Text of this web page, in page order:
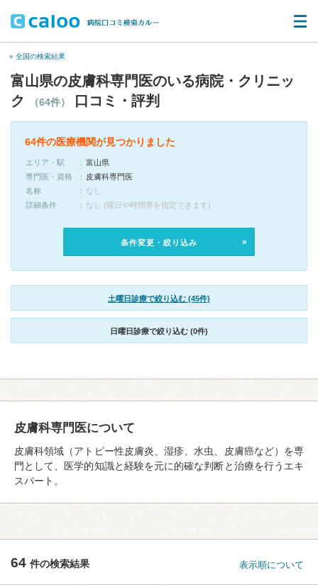
« 全国の検索結果
富山県の皮膚科専門医のいる病院・クリニッ
ク
（64件） 口コミ・評判
64件の医療機関が見つかりました
エリア・駅
富山県
専門医・資格
皮膚科専門医
名称
なし
詳細条件
なし (曜日や時間帯を指定できます)
条件変更・絞り込み
土曜日診療で絞り込む (45件)
日曜日診療で絞り込む (0件)
皮膚科専門医について
皮膚科領域（アトピー性皮膚炎、湿疹、水虫、皮膚癌など）を専
門として、医学的知識と経験を元に的確な判断と治療を行うエキ
スパート。
64 件の検索結果 表示順について